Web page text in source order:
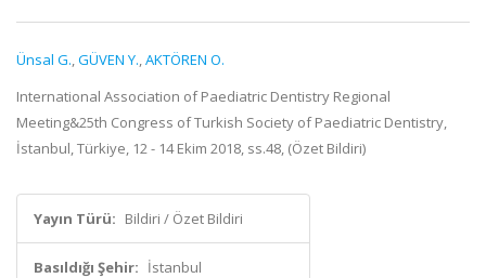
Ünsal G.,GÜVEN Y.,AKTÖREN O.
International Association of Paediatric Dentistry Regional
Meeting&25th Congress of Turkish Society of Paediatric Dentistry,
İstanbul, Türkiye, 12 - 14 Ekim 2018, ss.48, (Özet Bildiri)
Yayın Türü: Bildiri / Özet Bildiri
Basıldığı Şehir: İstanbul